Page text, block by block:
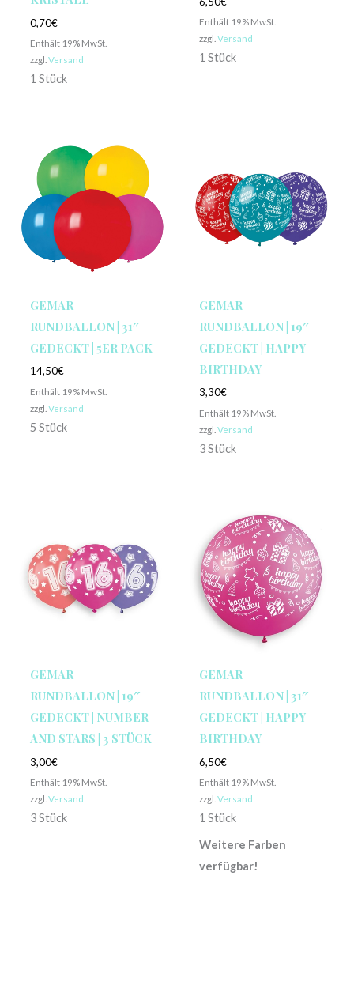
0,70€
Enthält 19% MwSt.
zzgl. Versand
1 Stück
Enthält 19% MwSt.
zzgl. Versand
1 Stück
GEMAR
RUNDBALLON | 31″
GEDECKT | 5ER PACK
14,50€
Enthält 19% MwSt.
zzgl. Versand
5 Stück
GEMAR
RUNDBALLON | 19″
GEDECKT | HAPPY
BIRTHDAY
3,30€
Enthält 19% MwSt.
zzgl. Versand
3 Stück
GEMAR
RUNDBALLON | 19″
GEDECKT | NUMBER
AND STARS | 3 STÜCK
3,00€
Enthält 19% MwSt.
zzgl. Versand
3 Stück
GEMAR
RUNDBALLON | 31″
GEDECKT | HAPPY
BIRTHDAY
6,50€
Enthält 19% MwSt.
zzgl. Versand
1 Stück
Weitere Farben
verfügbar!